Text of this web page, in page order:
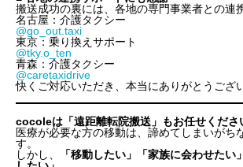
搬送成功の裏には、各地の専門事業者との連
名古屋：介護タクシー
@go_out.taxi
東京：乗り換えサポート
@tky.o_ten
青森：介護タクシー
@caretaxidrive
快くご対応いただき、本当にありがとうござ
cocoleは「遠距離転院搬送」もお任せくださ
医療が必要な方の移動は、諦めてしまいがち
す。
しかし、
「移動したい」「家族に会わせたい